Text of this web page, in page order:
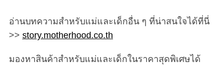
อ่านบทความสำหรับแม่และเด็กอื่น ๆ ที่น่าสนใจได้ที่นี่
>> story.motherhood.co.th
มองหาสินค้าสำหรับแม่และเด็กในราคาสุดพิเศษได้